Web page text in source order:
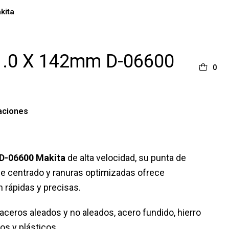
0
X 142mm D-06600
06600 Makita de alta velocidad, su punta de
centrado y ranuras optimizadas ofrece
rápidas y precisas.
aleados y no aleados, acero fundido, hierro